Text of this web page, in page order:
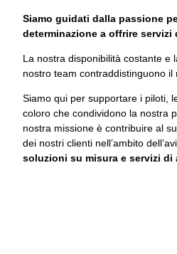
Siamo guidati dalla passione
determinazione a offrire servizi
La nostra disponibilità costante e
nostro team contraddistinguono il
Siamo qui per supportare i piloti,
coloro che condividono la nostra
nostra missione è contribuire al
dei nostri clienti nell’ambito
soluzioni su misura e servizi di